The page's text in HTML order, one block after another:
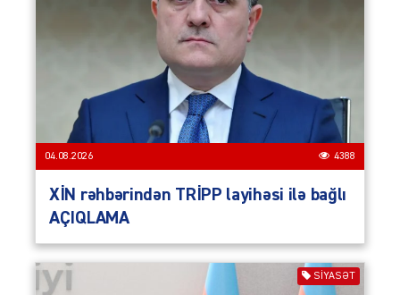
04.08.2026 4388
XİN rəhbərindən TRİPP layihəsi ilə bağlı
AÇIQLAMA
SIYASƏT